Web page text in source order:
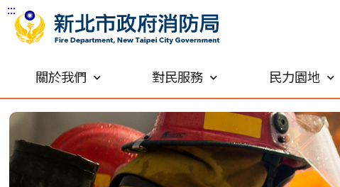
跳到主要內容區塊
:::
關於我們 對民服務 民力園地